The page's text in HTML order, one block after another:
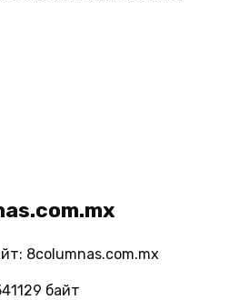
8columnas.com.mx
байт